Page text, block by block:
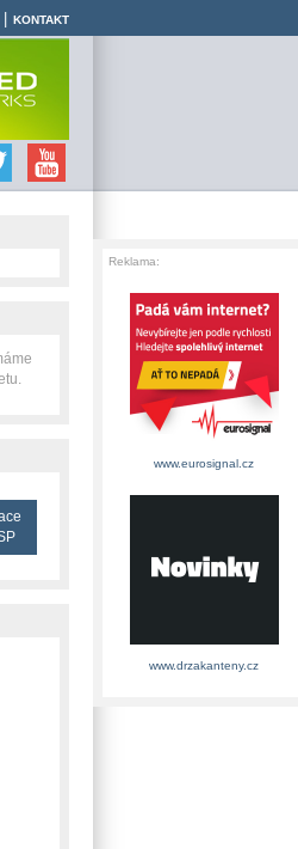
KONTAKT
Reklama:
www.eurosignal.cz
www.drzakanteny.cz